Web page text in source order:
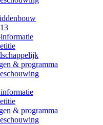
& programma
& programma